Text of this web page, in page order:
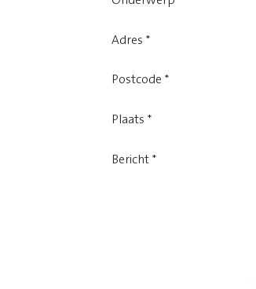
Adres *
Postcode *
Plaats *
Bericht *